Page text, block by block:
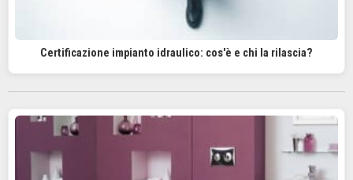
Certificazione impianto idraulico: cos'è e chi la rilascia?